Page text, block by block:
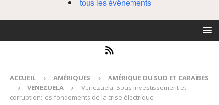
tous les évènements
ACCUEIL AMÉRIQUES
AMÉRIQUE DU SUD ET CARAÏBES
VENEZUELA
Venezuela. Sous-investissement et
corruption: les fondements de la crise électrique